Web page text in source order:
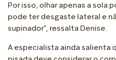
Por isso, olhar apenas a sola
pode ter desgaste lateral e
supinador”, ressalta Denise.
A especialista ainda salienta